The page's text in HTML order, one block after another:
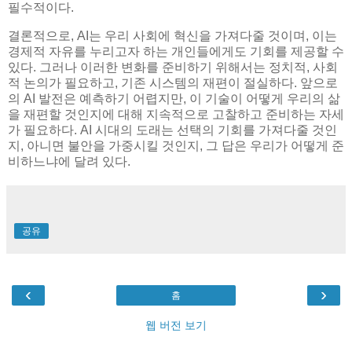
필수적이다.
결론적으로, AI는 우리 사회에 혁신을 가져다줄 것이며, 이는
경제적 자유를 누리고자 하는 개인들에게도 기회를 제공할 수
있다. 그러나 이러한 변화를 준비하기 위해서는 정치적, 사회
적 논의가 필요하고, 기존 시스템의 재편이 절실하다. 앞으로
의 AI 발전은 예측하기 어렵지만, 이 기술이 어떻게 우리의 삶
을 재편할 것인지에 대해 지속적으로 고찰하고 준비하는 자세
가 필요하다. AI 시대의 도래는 선택의 기회를 가져다줄 것인
지, 아니면 불안을 가중시킬 것인지, 그 답은 우리가 어떻게 준
비하느냐에 달려 있다.
공유
‹ ›
홈
웹 버전 보기